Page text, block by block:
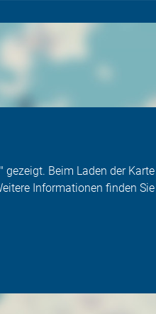
Beim Laden der
Informationen finden